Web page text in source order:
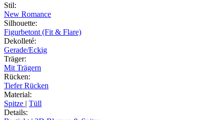
Stil:
New Romance
Silhouette:
Figurbetont (Fit & Flare)
Dekolleté:
Gerade/Eckig
Träger:
Mit Trägern
Rücken:
Tiefer Rücken
Material:
Spitze | Tüll
Details: